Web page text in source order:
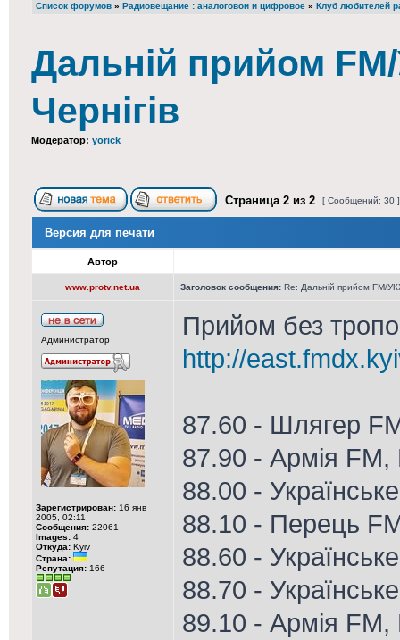
Список форумов » Радиовещание : аналоговои и цифровое » Клуб любителей
Дальній прийом
Чернігів
Модератор: yorick
Страница 2 из 2 [ Сообщений: 30
Версия для печати
Автор
www.protv.net.ua Заголовок сообщения: Re: Дальній прийом FM/
Администратор
Зарегистрирован: 16 янв
2005, 02:11
Сообщения: 22061
Images: 4
Откуда: Kyiv
Страна:
Репутация: 166
Прийом без
http://
87.60 - Шлягер
87.90 - Армія FM,
88.00 -
88.10 - Перець
88.60 -
88.70 -
89.10 - Армія FM,